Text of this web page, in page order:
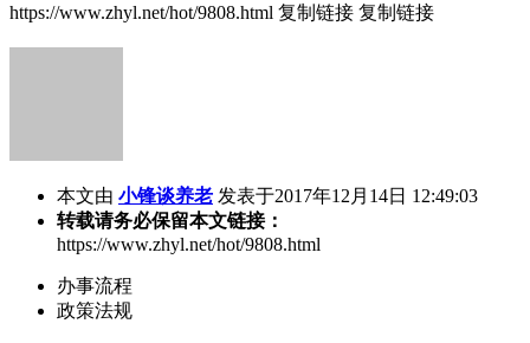
https://www.zhyl.net/hot/9808.html 复制链接 复制链接
本文由 小锋谈养老 发表于2017年12月14日 12:49:03
转载请务必保留本文链接：
https://www.zhyl.net/hot/9808.html
办事流程
政策法规